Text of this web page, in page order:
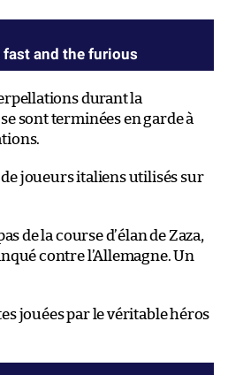
and the furious
durant la
se sont terminées en garde à
joueurs italiens utilisés sur
de la course d’élan de Zaza,
contre l’Allemagne. Un
jouées par le véritable héros